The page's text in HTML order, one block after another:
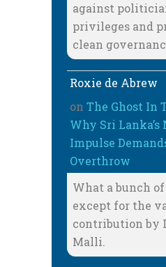
against
privileges and
clean
Roxie de Abrew
on The Ghost In
Why Sri
Impulse
Overthrow
What a bunch
except for the
contribution by
Malli.